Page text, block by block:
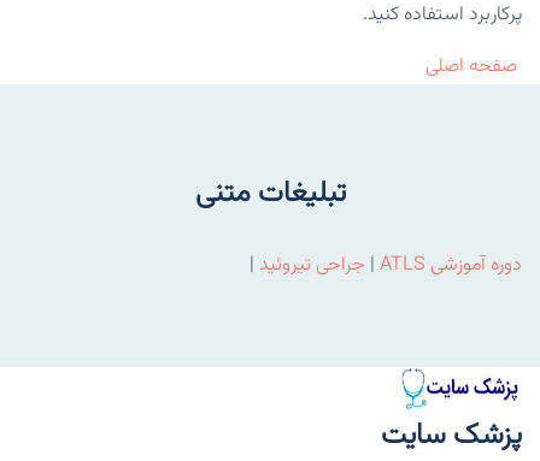
پرکاربرد استفاده کنید.
صفحه اصلی
تبلیغات متنی
دوره آموزشی ATLS | جراحی تیروئید |
پزشک سایت